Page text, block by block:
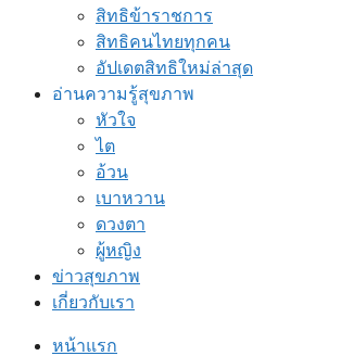
สิทธิข้าราชการ
สิทธิคนไทยทุกคน
อัปเดตสิทธิใหม่ล่าสุด
อ่านความรู้สุขภาพ
หัวใจ
ไต
อ้วน
เบาหวาน
ดวงตา
ผู้หญิง
ข่าวสุขภาพ
เกี่ยวกับเรา
หน้าแรก